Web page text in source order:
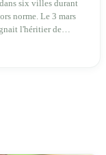
six villes durant
norme. Le 3 mars
l'héritier de
cœur de la
le coût.